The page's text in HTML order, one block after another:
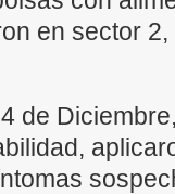
en sector
de